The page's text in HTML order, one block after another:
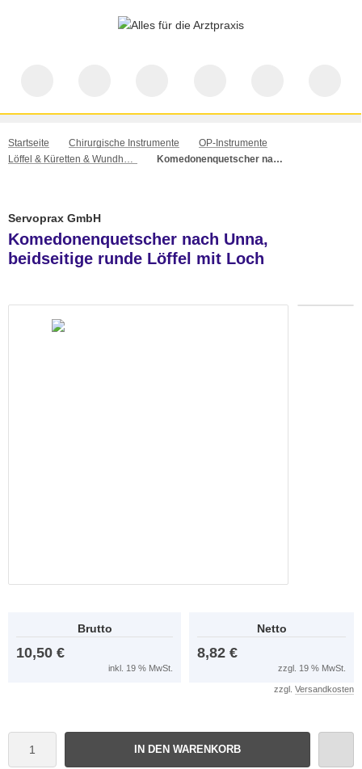
Startseite Chirurgische Instrumente
OP-Instrumente
Löffel & Küretten & Wundhaken
Komedonenquetscher nach Unna, beidseitige runde Löffel mit Loch
Servoprax GmbH
Komedonenquetscher nach Unna,
beidseitige runde Löffel mit Loch
Brutto
10,50 €
inkl. 19 % MwSt.
Netto
8,82 €
zzgl. 19 % MwSt.
zzgl. Versandkosten
IN DEN WARENKORB